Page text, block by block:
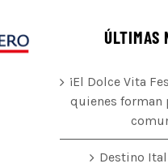
ÚLTIMAS
¡El Dolce Vita
quienes forman
Destino